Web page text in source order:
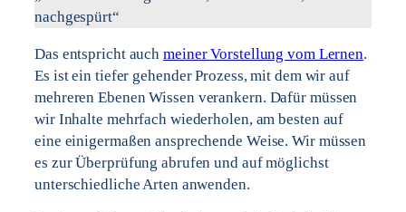
nachgespürt“
Das entspricht auch meiner Vorstellung vom Lernen.
Es ist ein tiefer gehender Prozess, mit dem wir auf
mehreren Ebenen Wissen verankern. Dafür müssen
wir Inhalte mehrfach wiederholen, am besten auf
eine einigermaßen ansprechende Weise. Wir müssen
es zur Überprüfung abrufen und auf möglichst
unterschiedliche Arten anwenden.